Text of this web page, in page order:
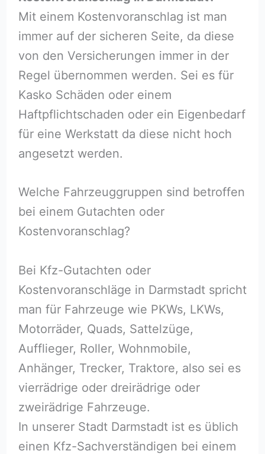
Mit einem Kostenvoranschlag ist man
immer auf der sicheren Seite, da diese
von den Versicherungen immer in der
Regel übernommen werden. Sei es für
Kasko Schäden oder einem
Haftpflichtschaden oder ein Eigenbedarf
für eine Werkstatt da diese nicht hoch
angesetzt werden.
Welche Fahrzeuggruppen sind betroffen
bei einem Gutachten oder
Kostenvoranschlag?
Bei Kfz-Gutachten oder
Kostenvoranschläge in Darmstadt spricht
man für Fahrzeuge wie PKWs, LKWs,
Motorräder, Quads, Sattelzüge,
Aufflieger, Roller, Wohnmobile,
Anhänger, Trecker, Traktore, also sei es
vierrädrige oder dreirädrige oder
zweirädrige Fahrzeuge.
In unserer Stadt Darmstadt ist es üblich
einen Kfz-Sachverständigen bei einem